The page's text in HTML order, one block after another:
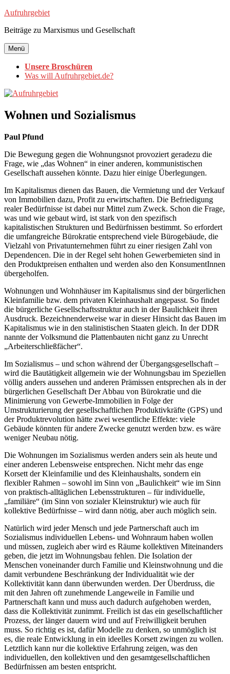
Zum
springen
Aufruhrgebiet
Beiträge zu Marxismus und Gesellschaft
Menü
Unsere Broschüren
Was will Aufruhrgebiet.de?
Wohnen und Sozialismus
Paul Pfund
Die Bewegung gegen die Wohnungsnot provoziert geradezu die
Frage, wie „das Wohnen“ in einer anderen, kommunistischen
Gesellschaft aussehen könnte. Dazu hier einige Überlegungen.
Im Kapitalismus dienen das Bauen, die Vermietung und der Verkauf
von Immobilien dazu, Profit zu erwirtschaften. Die Befriedigung
realer Bedürfnisse ist dabei nur Mittel zum Zweck. Schon die Frage,
was und wie gebaut wird, ist stark von den spezifisch
kapitalistischen Strukturen und Bedürfnissen bestimmt. So erfordert
die umfangreiche Bürokratie entsprechend viele Bürogebäude, die
Vielzahl von Privatunternehmen führt zu einer riesigen Zahl von
Dependencen. Die in der Regel seht hohen Gewerbemieten sind in
den Produktpreisen enthalten und werden also den KonsumentInnen
übergeholfen.
Wohnungen und Wohnhäuser im Kapitalismus sind der bürgerlichen
Kleinfamilie bzw. dem privaten Kleinhaushalt angepasst. So findet
die bürgerliche Gesellschaftsstruktur auch in der Baulichkeit ihren
Ausdruck. Bezeichnenderweise war in dieser Hinsicht das Bauen im
Kapitalismus wie in den stalinistischen Staaten gleich. In der DDR
nannte der Volksmund die Plattenbauten nicht ganz zu Unrecht
„Arbeiterschließfächer“.
Im Sozialismus – und schon während der Übergangsgesellschaft –
wird die Bautätigkeit allgemein wie der Wohnungsbau im Speziellen
völlig anders aussehen und anderen Prämissen entsprechen als in der
bürgerlichen Gesellschaft Der Abbau von Bürokratie und die
Minimierung von Gewerbe-Immobilien in Folge der
Umstrukturierung der gesellschaftlichen Produktivkräfte (GPS) und
der Produktrevolution hätte zwei wesentliche Effekte: viele
Gebäude könnten für andere Zwecke genutzt werden bzw. es wäre
weniger Neubau nötig.
Die Wohnungen im Sozialismus werden anders sein als heute und
einer anderen Lebensweise entsprechen. Nicht mehr das enge
Korsett der Kleinfamilie und des Kleinhaushalts, sondern ein
flexibler Rahmen – sowohl im Sinn von „Baulichkeit“ wie im Sinn
von praktisch-alltäglichen Lebensstrukturen – für individuelle,
„familiäre“ (im Sinn von sozialer Kleinstruktur) wie auch für
kollektive Bedürfnisse – wird dann nötig, aber auch möglich sein.
Natürlich wird jeder Mensch und jede Partnerschaft auch im
Sozialismus individuellen Lebens- und Wohnraum haben wollen
und müssen, zugleich aber wird es Räume kollektiven Miteinanders
geben, die jetzt im Wohnungsbau fehlen. Die Isolation der
Menschen voneinander durch Familie und Kleinstwohnung und die
damit verbundene Beschränkung der Individualität wie der
Kollektivität kann dann überwunden werden. Der Überdruss, die
mit den Jahren oft zunehmende Langeweile in Familie und
Partnerschaft kann und muss auch dadurch aufgehoben werden,
dass die Kollektivität zunimmt. Freilich ist das ein gesellschaftlicher
Prozess, der länger dauern wird und auf Freiwilligkeit beruhen
muss. So richtig es ist, dafür Modelle zu denken, so unmöglich ist
es, die reale Entwicklung in ein ideelles Korsett zwingen zu wollen.
Letztlich kann nur die kollektive Erfahrung zeigen, was den
individuellen, den kollektiven und den gesamtgesellschaftlichen
Bedürfnissen am besten entspricht.